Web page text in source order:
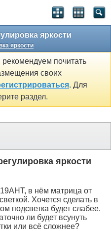
яркости
яркости
почитать
своих
. Для
раздел.
яркости
в нём матрица от
Хочется сделать в
подсветка будет слабее.
ли будет всунуть
или всё сложнее?